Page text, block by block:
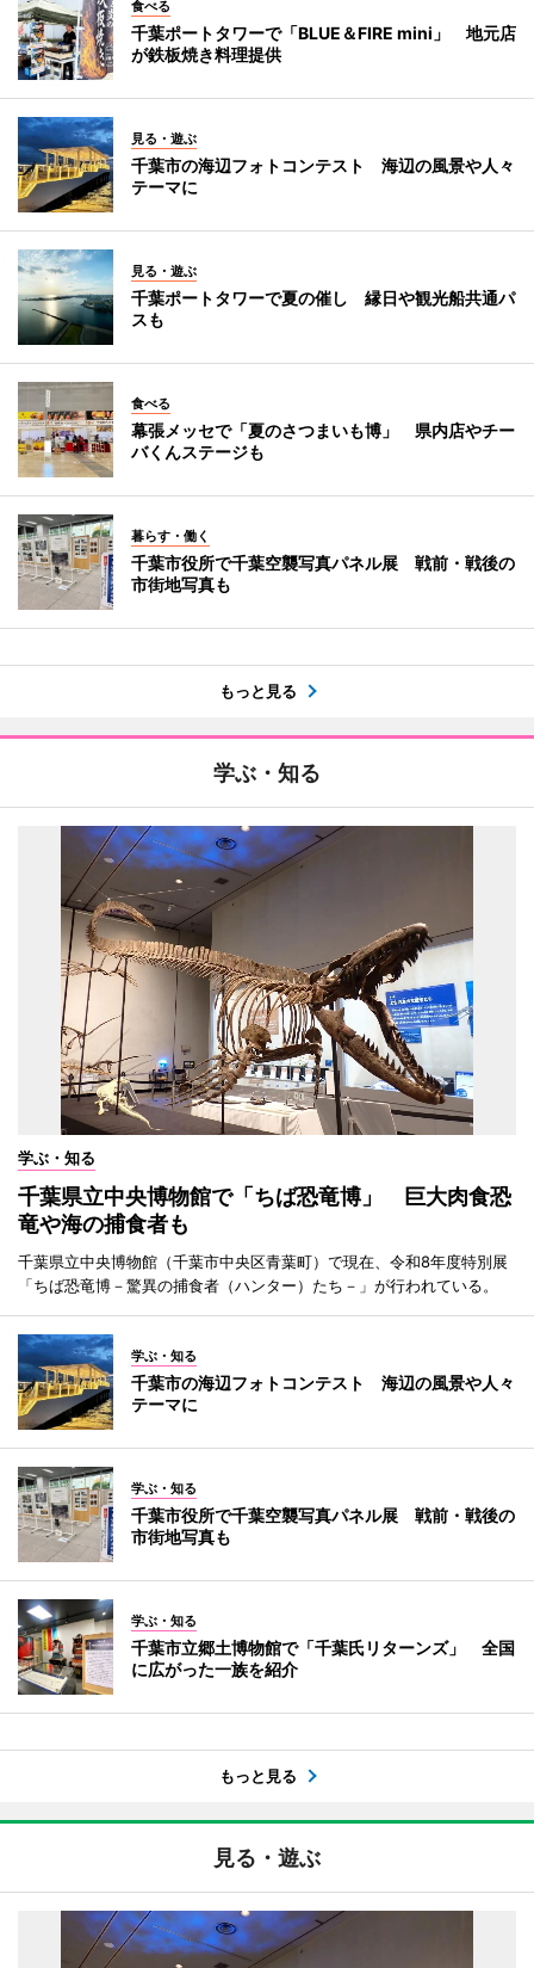
食べる
千葉ポートタワーで「BLUE＆FIRE mini」 地元店
が鉄板焼き料理提供
見る・遊ぶ
千葉市の海辺フォトコンテスト 海辺の風景や人々
テーマに
見る・遊ぶ
千葉ポートタワーで夏の催し 縁日や観光船共通パ
スも
食べる
幕張メッセで「夏のさつまいも博」 県内店やチー
バくんステージも
暮らす・働く
千葉市役所で千葉空襲写真パネル展 戦前・戦後の
市街地写真も
もっと見る
学ぶ・知る
学ぶ・知る
千葉県立中央博物館で「ちば恐竜博」 巨大肉食恐
竜や海の捕食者も
千葉県立中央博物館（千葉市中央区青葉町）で現在、令和8年度特別展
「ちば恐竜博－驚異の捕食者（ハンター）たち－」が行われている。
学ぶ・知る
千葉市の海辺フォトコンテスト 海辺の風景や人々
テーマに
学ぶ・知る
千葉市役所で千葉空襲写真パネル展 戦前・戦後の
市街地写真も
学ぶ・知る
千葉市立郷土博物館で「千葉氏リターンズ」 全国
に広がった一族を紹介
もっと見る
見る・遊ぶ